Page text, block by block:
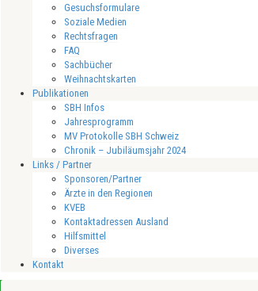
Gesuchsformulare
Soziale Medien
Rechtsfragen
FAQ
Sachbücher
Weihnachtskarten
Publikationen
SBH Infos
Jahresprogramm
MV Protokolle SBH Schweiz
Chronik – Jubiläumsjahr 2024
Links / Partner
Sponsoren/Partner
Ärzte in den Regionen
KVEB
Kontaktadressen Ausland
Hilfsmittel
Diverses
Kontakt